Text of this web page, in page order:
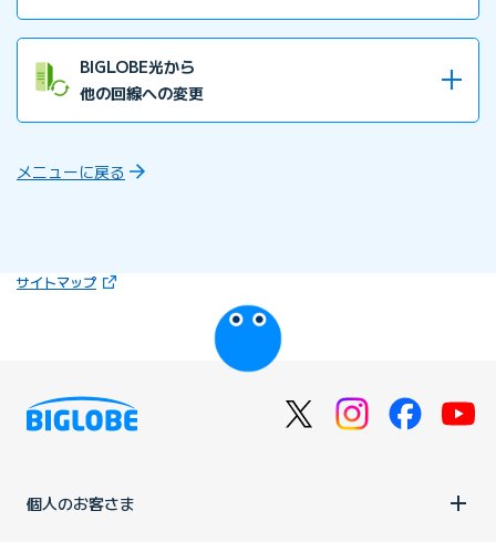
契約の更新月を確認したい
回線速度タイプを変更したい
BIGLOBE光から
他の回線への変更
BIGLOBE光から他の回線へ変更したい
メニューに戻る
サイトマップ（新しいタブで開きます）
びっぷるのページ
個人のお客さま